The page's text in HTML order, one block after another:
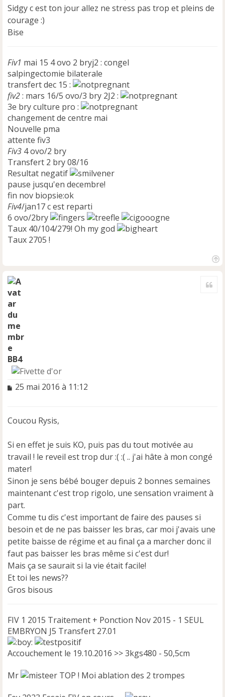
Sidgy c est ton jour allez ne stress pas trop et pleins de
courage :)
Bise
Fiv1 mai 15 4 ovo 2 bryj2 : congel
salpingectomie bilaterale
transfert dec 15 :
fiv2: mars 16/5 ovo/3 bry 2J2 :
3e bry culture pro :
changement de centre mai
Nouvelle pma
attente fiv3
Fiv3 4 ovo/2 bry
Transfert 2 bry 08/16
Resultat negatif
pause jusqu'en decembre!
fin nov biopsie:ok
Fiv4/jan17 c est reparti
6 ovo/2bry
Taux 40/104/279! Oh my god
Taux 2705 !
BB4
M
a
e
n
o
n
l
u
25 mai 2016 à 11:12
Coucou Rysis,
Si en effet je suis KO, puis pas du tout motivée au
travail ! le reveil est trop dur :( :( .. j'ai hâte à mon congé
mater!
Sinon je sens bébé bouger depuis 2 bonnes semaines
maintenant c'est trop rigolo, une sensation vraiment à
part.
Comme tu dis c'est important de faire des pauses si
besoin et de ne pas baisser les bras, car moi j'avais une
petite baisse de régime et au final ça a marcher donc il
faut pas baisser les bras même si c'est dur!
Mais ça se saurait si la vie était facile!
Et toi les news??
Gros bisous
FIV 1 2015 Traitement + Ponction Nov 2015 - 1 SEUL
EMBRYON J5 Transfert 27.01
Accouchement le 19.10.2016 >> 3kgs480 - 50,5cm
Mr
TOP ! Moi ablation des 2 trompes